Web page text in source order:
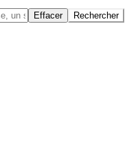
Effacer Rechercher